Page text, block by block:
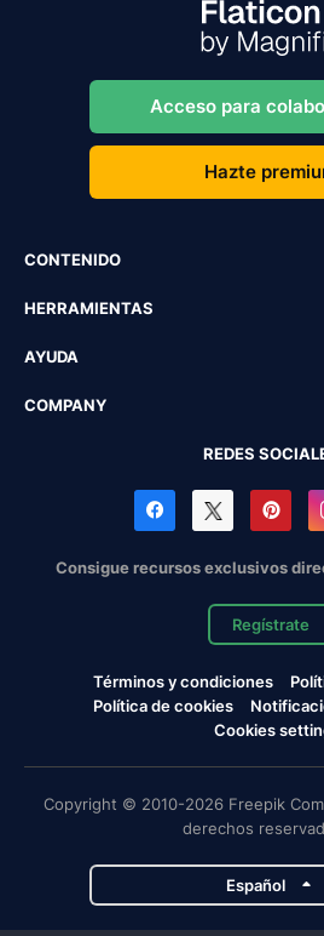
Acceso para
Hazte
CONTENIDO
HERRAMIENTAS
AYUDA
COMPANY
REDES
Consigue recursos exclusivos
Regístrate
Términos y condiciones
Política de cookies
Cookies
Copyright © 2010-2026 Freepik
derechos
Español